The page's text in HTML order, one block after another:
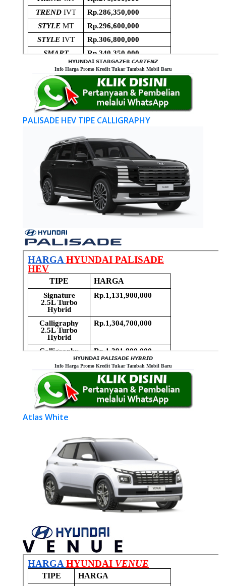
𝗛𝗬𝗨𝗡𝗗𝗔𝗜 𝗦𝗧𝗔𝗥𝗚𝗔𝗭𝗘𝗥 𝘾𝘼𝙍𝙏𝙀𝙉𝙕
Info Harga Promo Kredit Tukar Tambah Mobil Baru
PALISADE HEV TIPE CALLIGRAPHY
Previous Next
𝗛𝗬𝗨𝗡𝗗𝗔𝗜 𝙋𝘼𝙇𝙄𝙎𝘼𝘿𝙀 𝙃𝙔𝘽𝙍𝙄𝘿
Info Harga Promo Kredit Tukar Tambah Mobil Baru
Atlas White
Previous